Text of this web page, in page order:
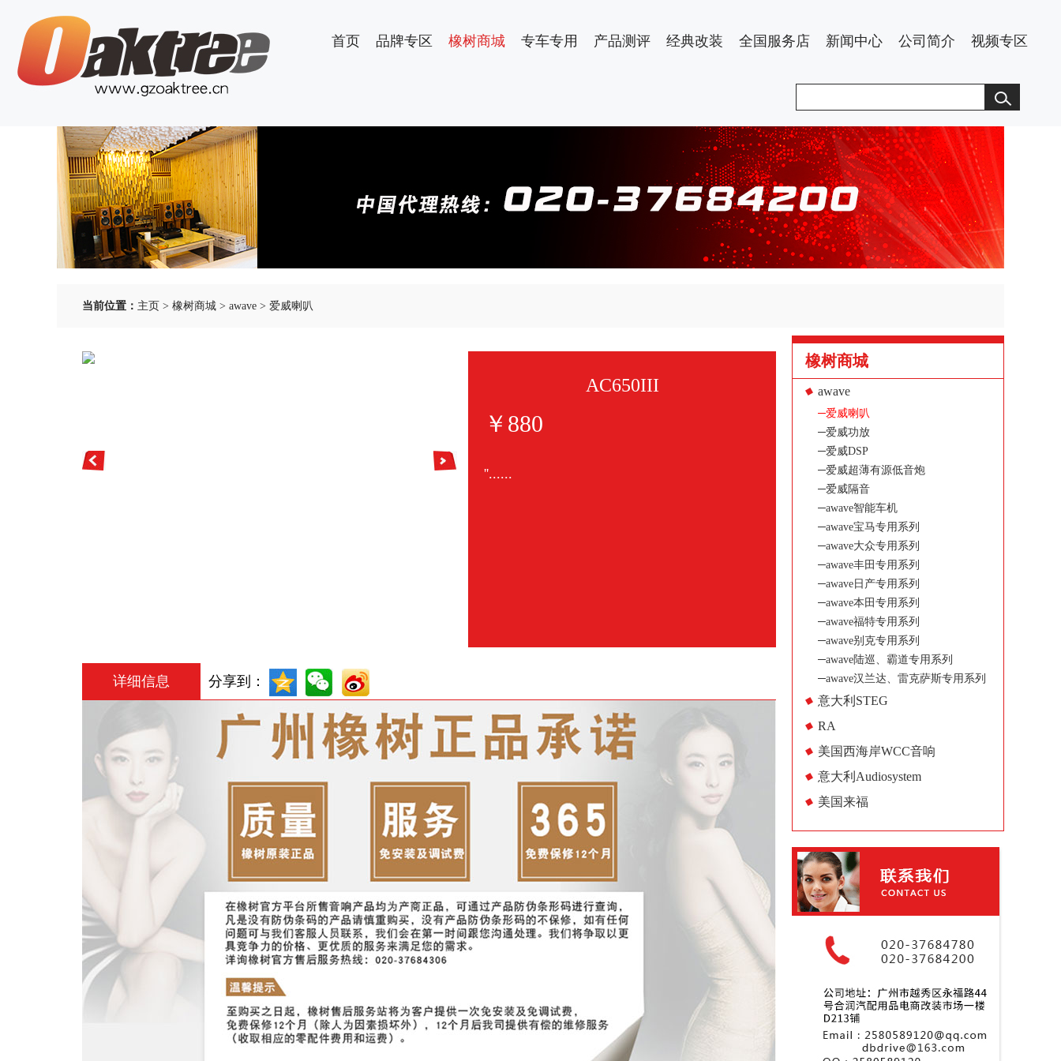
首页 品牌专区 橡树商城 专车专用 产品测评 经典改装 全国服务店 新闻中心 公司简介 视频专区
当前位置： 主页 > 橡树商城 > awave > 爱威喇叭
AC650III
￥880
''......
详细信息 分享到：
橡树商城
awave
─爱威喇叭
─爱威功放
─爱威DSP
─爱威超薄有源低音炮
─爱威隔音
─awave智能车机
─awave宝马专用系列
─awave大众专用系列
─awave丰田专用系列
─awave日产专用系列
─awave本田专用系列
─awave福特专用系列
─awave别克专用系列
─awave陆巡、霸道专用系列
─awave汉兰达、雷克萨斯专用系列
意大利STEG
RA
美国西海岸WCC音响
意大利Audiosystem
美国来福